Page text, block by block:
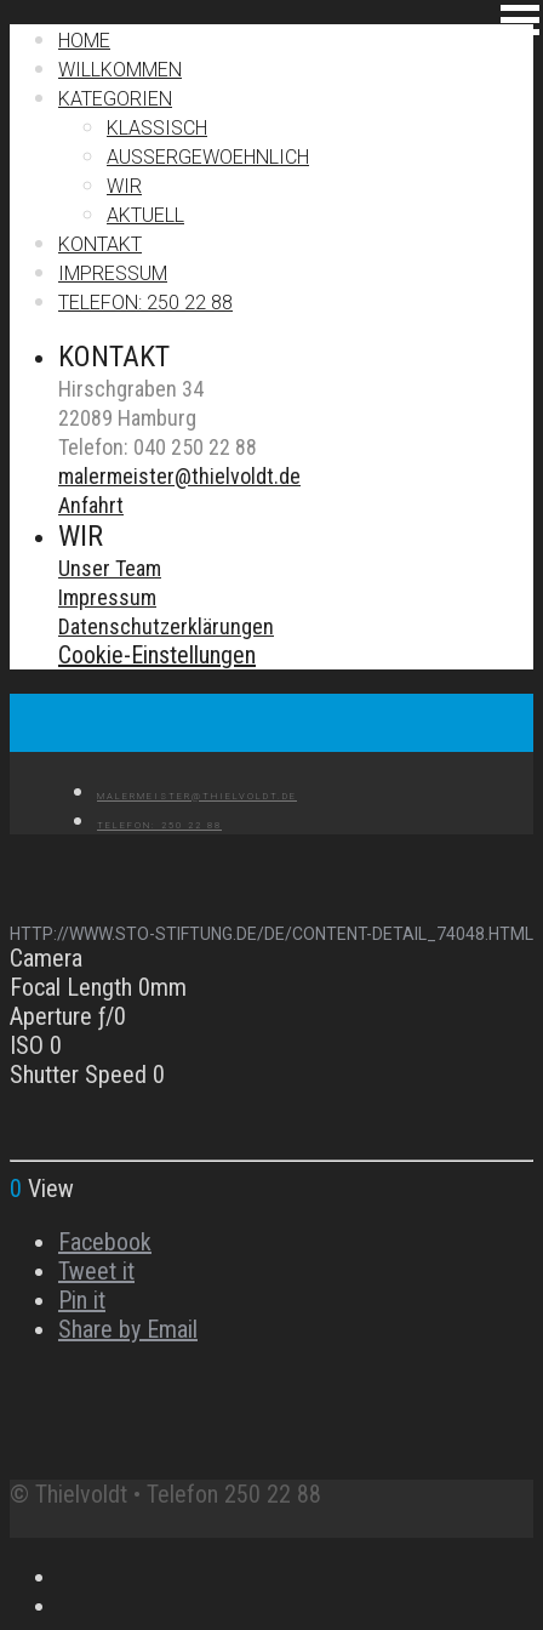
HOME
WILLKOMMEN
KATEGORIEN
KLASSISCH
AUSSERGEWOEHNLICH
WIR
AKTUELL
KONTAKT
IMPRESSUM
TELEFON: 250 22 88
KONTAKT
Hirschgraben 34
22089 Hamburg
Telefon: 040 250 22 88
malermeister@thielvoldt.de
Anfahrt
WIR
Unser Team
Impressum
Datenschutzerklärungen
Cookie-Einstellungen
MALERMEISTER@THIELVOLDT.DE
TELEFON: 250 22 88
HTTP://WWW.STO-STIFTUNG.DE/DE/CONTENT-DETAIL_74048.HTML
Camera
Focal Length 0mm
Aperture ƒ/0
ISO 0
Shutter Speed 0
0 View
Facebook
Tweet it
Pin it
Share by Email
© Thielvoldt • Telefon 250 22 88